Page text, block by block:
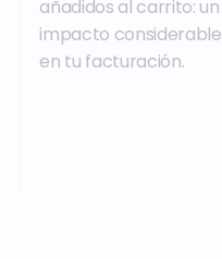
añadidos al carrito: un
impacto considerable
en tu facturación.